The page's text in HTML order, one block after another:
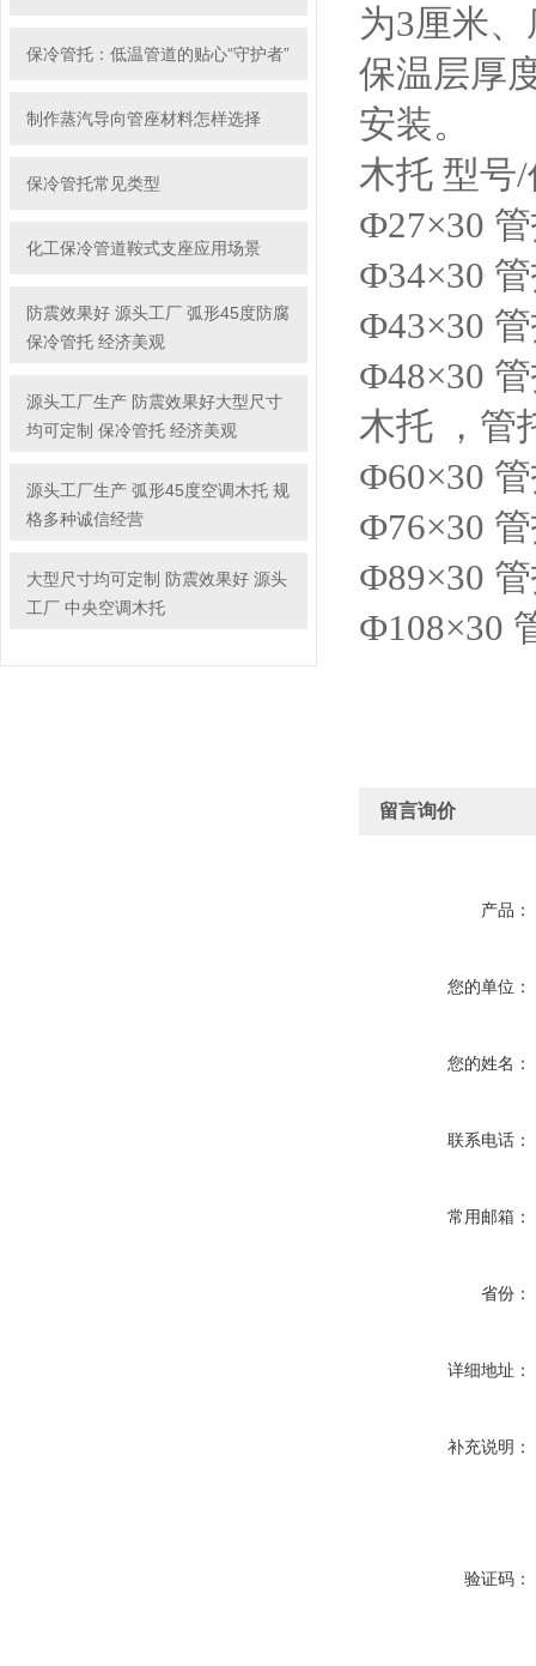
保冷管托：低温管道的贴心“守护者”
制作蒸汽导向管座材料怎样选择
保冷管托常见类型
化工保冷管道鞍式支座应用场景
防震效果好 源头工厂 弧形45度防腐
保冷管托 经济美观
源头工厂生产 防震效果好大型尺寸
均可定制 保冷管托 经济美观
源头工厂生产 弧形45度空调木托 规
格多种诚信经营
大型尺寸均可定制 防震效果好 源头
工厂 中央空调木托
为3厘米
保温层厚
安装。
木托 型号
Ф27×30
Ф34×30
Ф43×30
Ф48×30
木托 ，管
Ф60×30
Ф76×30
Ф89×30
Ф108×30
留言询价
产品：
您的单位：
您的姓名：
联系电话：
常用邮箱：
省份：
详细地址：
补充说明：
验证码：